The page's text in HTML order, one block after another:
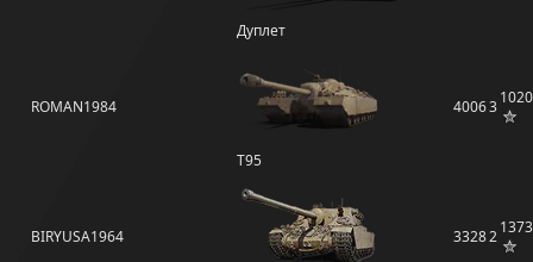
Дуплет
ROMAN1984
T95
400631020
BIRYUSA1964 332821373